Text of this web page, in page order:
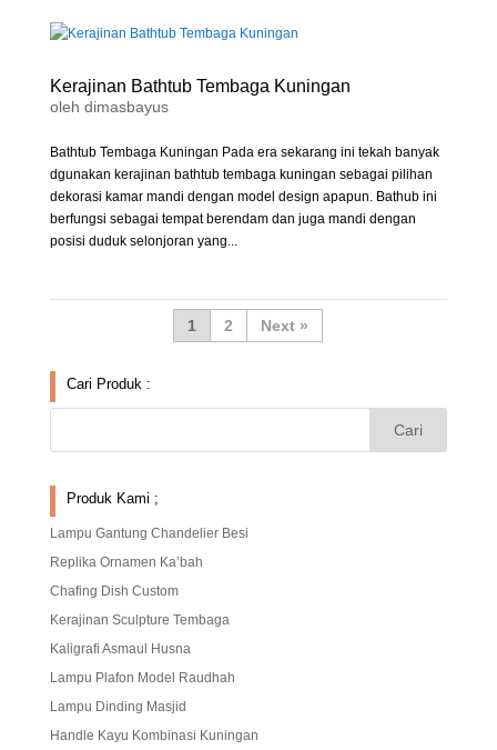
Kerajinan Bathtub Tembaga Kuningan
oleh dimasbayus
Bathtub Tembaga Kuningan Pada era sekarang ini tekah banyak
dgunakan kerajinan bathtub tembaga kuningan sebagai pilihan
dekorasi kamar mandi dengan model design apapun. Bathub ini
berfungsi sebagai tempat berendam dan juga mandi dengan
posisi duduk selonjoran yang...
1 2 »
Cari Produk :
Produk Kami ;
Lampu Gantung Chandelier Besi
Replika Ornamen Ka’bah
Chafing Dish Custom
Kerajinan Sculpture Tembaga
Kaligrafi Asmaul Husna
Lampu Plafon Model Raudhah
Lampu Dinding Masjid
Handle Kayu Kombinasi Kuningan